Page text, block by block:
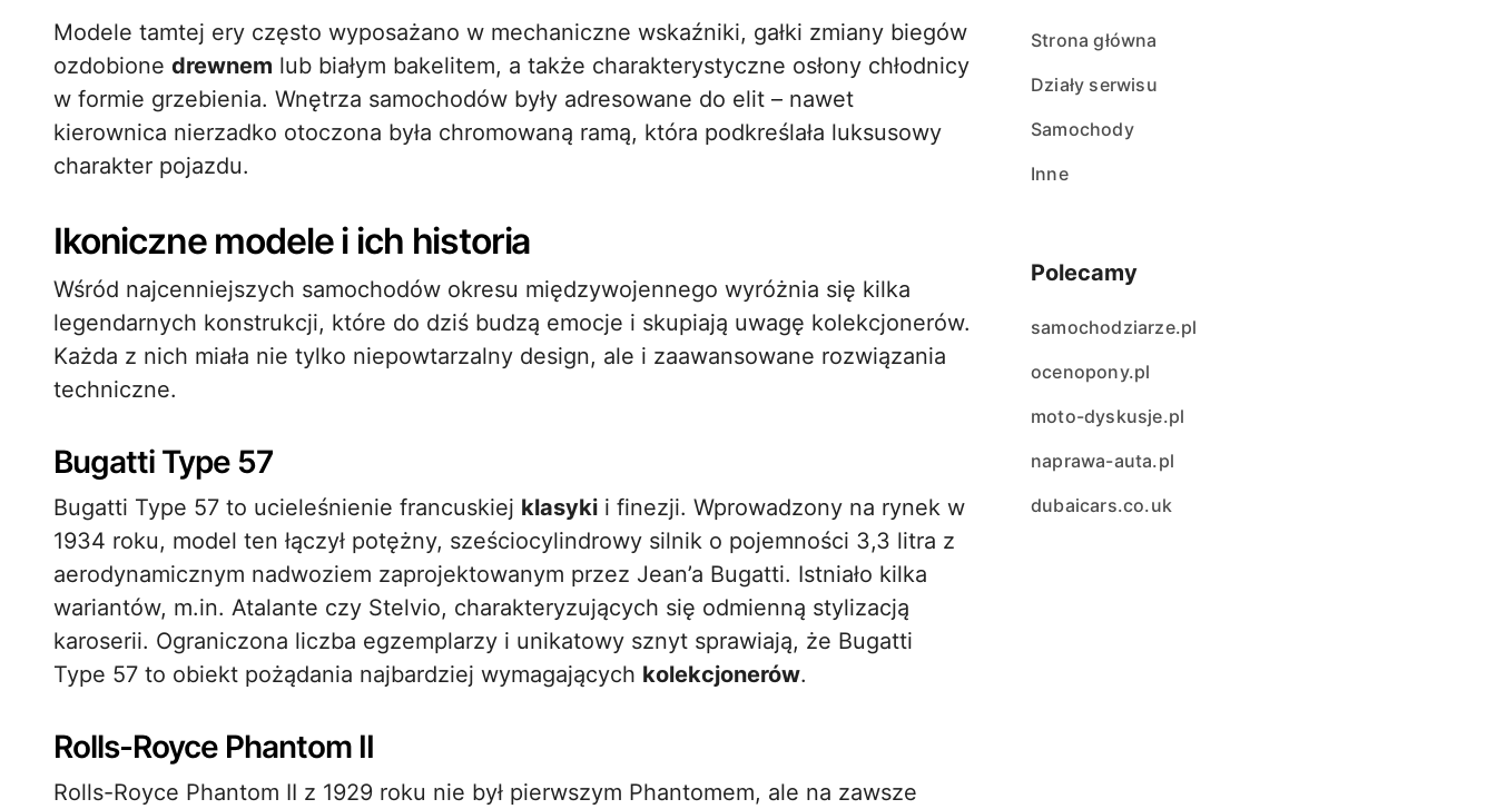
Modele tamtej ery często wyposażano w mechaniczne wskaźniki, gałki zmiany biegów
ozdobione drewnem lub białym bakelitem, a także charakterystyczne osłony chłodnicy
w formie grzebienia. Wnętrza samochodów były adresowane do elit – nawet
kierownica nierzadko otoczona była chromowaną ramą, która podkreślała luksusowy
charakter pojazdu.
Ikoniczne modele i ich historia
Wśród najcenniejszych samochodów okresu międzywojennego wyróżnia się kilka
legendarnych konstrukcji, które do dziś budzą emocje i skupiają uwagę kolekcjonerów.
Każda z nich miała nie tylko niepowtarzalny design, ale i zaawansowane rozwiązania
techniczne.
Bugatti Type 57
Bugatti Type 57 to ucieleśnienie francuskiej klasyki i finezji. Wprowadzony na rynek w
1934 roku, model ten łączył potężny, sześciocylindrowy silnik o pojemności 3,3 litra z
aerodynamicznym nadwoziem zaprojektowanym przez Jean’a Bugatti. Istniało kilka
wariantów, m.in. Atalante czy Stelvio, charakteryzujących się odmienną stylizacją
karoserii. Ograniczona liczba egzemplarzy i unikatowy sznyt sprawiają, że Bugatti
Type 57 to obiekt pożądania najbardziej wymagających kolekcjonerów.
Rolls-Royce Phantom II
Rolls-Royce Phantom II z 1929 roku nie był pierwszym Phantomem, ale na zawsze
Strona główna
Działy serwisu
Samochody
Inne
Polecamy
samochodziarze.pl
ocenopony.pl
moto-dyskusje.pl
naprawa-auta.pl
dubaicars.co.uk